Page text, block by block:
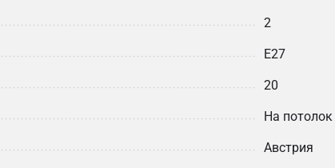
2
E27
20
На потолок
Австрия